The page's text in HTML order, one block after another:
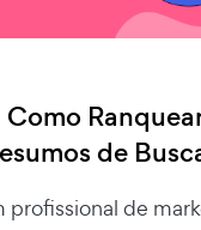
Como
de
profissional de